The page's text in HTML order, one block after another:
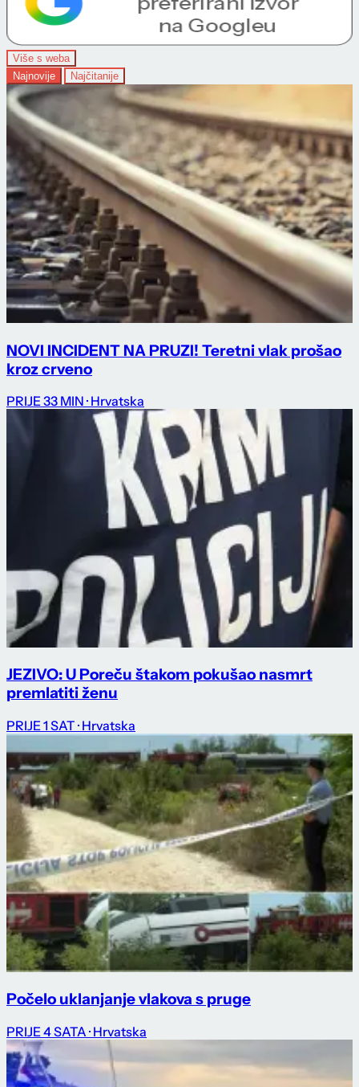
Više s weba
Najnovije
Najčitanije
NOVI INCIDENT NA PRUZI! Teretni vlak prošao
kroz crveno
PRIJE 33 MIN · Hrvatska
JEZIVO: U Poreču štakom pokušao nasmrt
premlatiti ženu
PRIJE 1 SAT · Hrvatska
Počelo uklanjanje vlakova s pruge
PRIJE 4 SATA · Hrvatska